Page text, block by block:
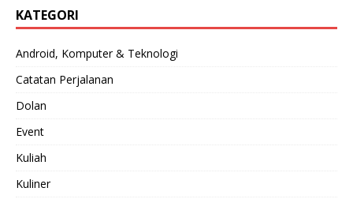
KATEGORI
Android, Komputer & Teknologi
Catatan Perjalanan
Dolan
Event
Kuliah
Kuliner